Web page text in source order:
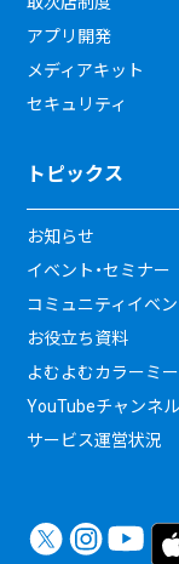
アプリ開発
メディアキット
セキュリティ
トピックス
お知らせ
イベント・セミナー
コミュニティイベ
お役立ち資料
よむよむカラーミー
YouTubeチャンネル
サービス運営状況